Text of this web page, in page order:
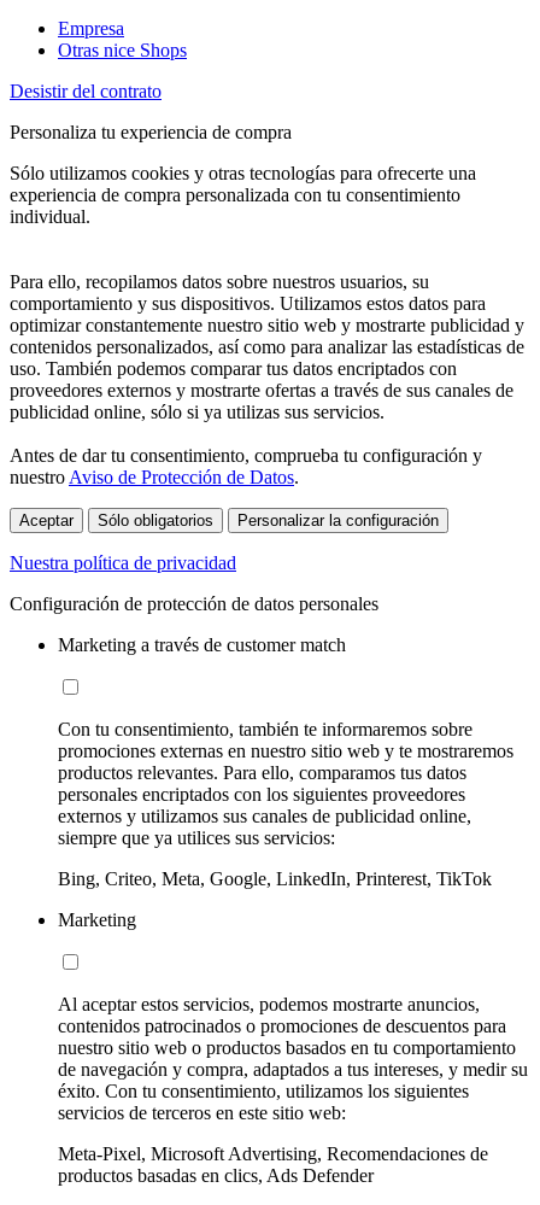
Empresa
Otras nice Shops
Desistir del contrato
Personaliza tu experiencia de compra
Sólo utilizamos cookies y otras tecnologías para ofrecerte una
experiencia de compra personalizada con tu consentimiento
individual.
Para ello, recopilamos datos sobre nuestros usuarios, su
comportamiento y sus dispositivos. Utilizamos estos datos para
optimizar constantemente nuestro sitio web y mostrarte publicidad y
contenidos personalizados, así como para analizar las estadísticas de
uso. También podemos comparar tus datos encriptados con
proveedores externos y mostrarte ofertas a través de sus canales de
publicidad online, sólo si ya utilizas sus servicios.
Antes de dar tu consentimiento, comprueba tu configuración y
nuestroAviso de Protección de Datos.
Aceptar Sólo obligatorios Personalizar la configuración
Nuestra política de privacidad
Configuración de protección de datos personales
Marketing a través de customer match
Con tu consentimiento, también te informaremos sobre
promociones externas en nuestro sitio web y te mostraremos
productos relevantes. Para ello, comparamos tus datos
personales encriptados con los siguientes proveedores
externos y utilizamos sus canales de publicidad online,
siempre que ya utilices sus servicios:
Bing, Criteo, Meta, Google, LinkedIn, Printerest, TikTok
Marketing
Al aceptar estos servicios, podemos mostrarte anuncios,
contenidos patrocinados o promociones de descuentos para
nuestro sitio web o productos basados en tu comportamiento
de navegación y compra, adaptados a tus intereses, y medir su
éxito. Con tu consentimiento, utilizamos los siguientes
servicios de terceros en este sitio web:
Meta-Pixel, Microsoft Advertising, Recomendaciones de
productos basadas en clics, Ads Defender